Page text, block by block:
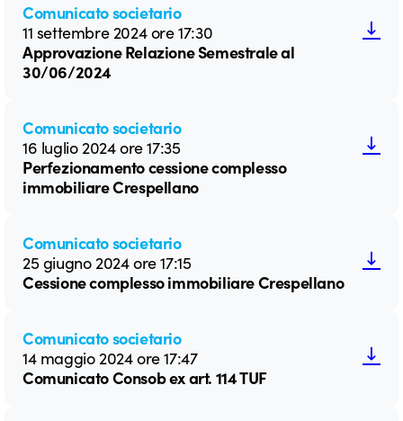
Comunicato societario
11 settembre 2024 ore 17:30
Approvazione Relazione Semestrale al
30/06/2024
Comunicato societario
16 luglio 2024 ore 17:35
Perfezionamento cessione complesso
immobiliare Crespellano
Comunicato societario
25 giugno 2024 ore 17:15
Cessione complesso immobiliare Crespellano
Comunicato societario
14 maggio 2024 ore 17:47
Comunicato Consob ex art. 114 TUF